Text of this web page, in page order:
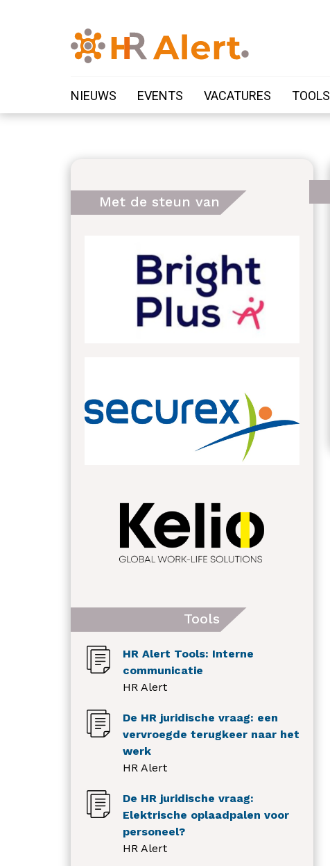
NIEUWS EVENTS VACATURES TOOLS
Met de steun van
Tools
HR Alert Tools: Interne
communicatie
HR Alert
De HR juridische vraag: een
vervroegde terugkeer naar het
werk
HR Alert
De HR juridische vraag:
Elektrische oplaadpalen voor
personeel?
HR Alert